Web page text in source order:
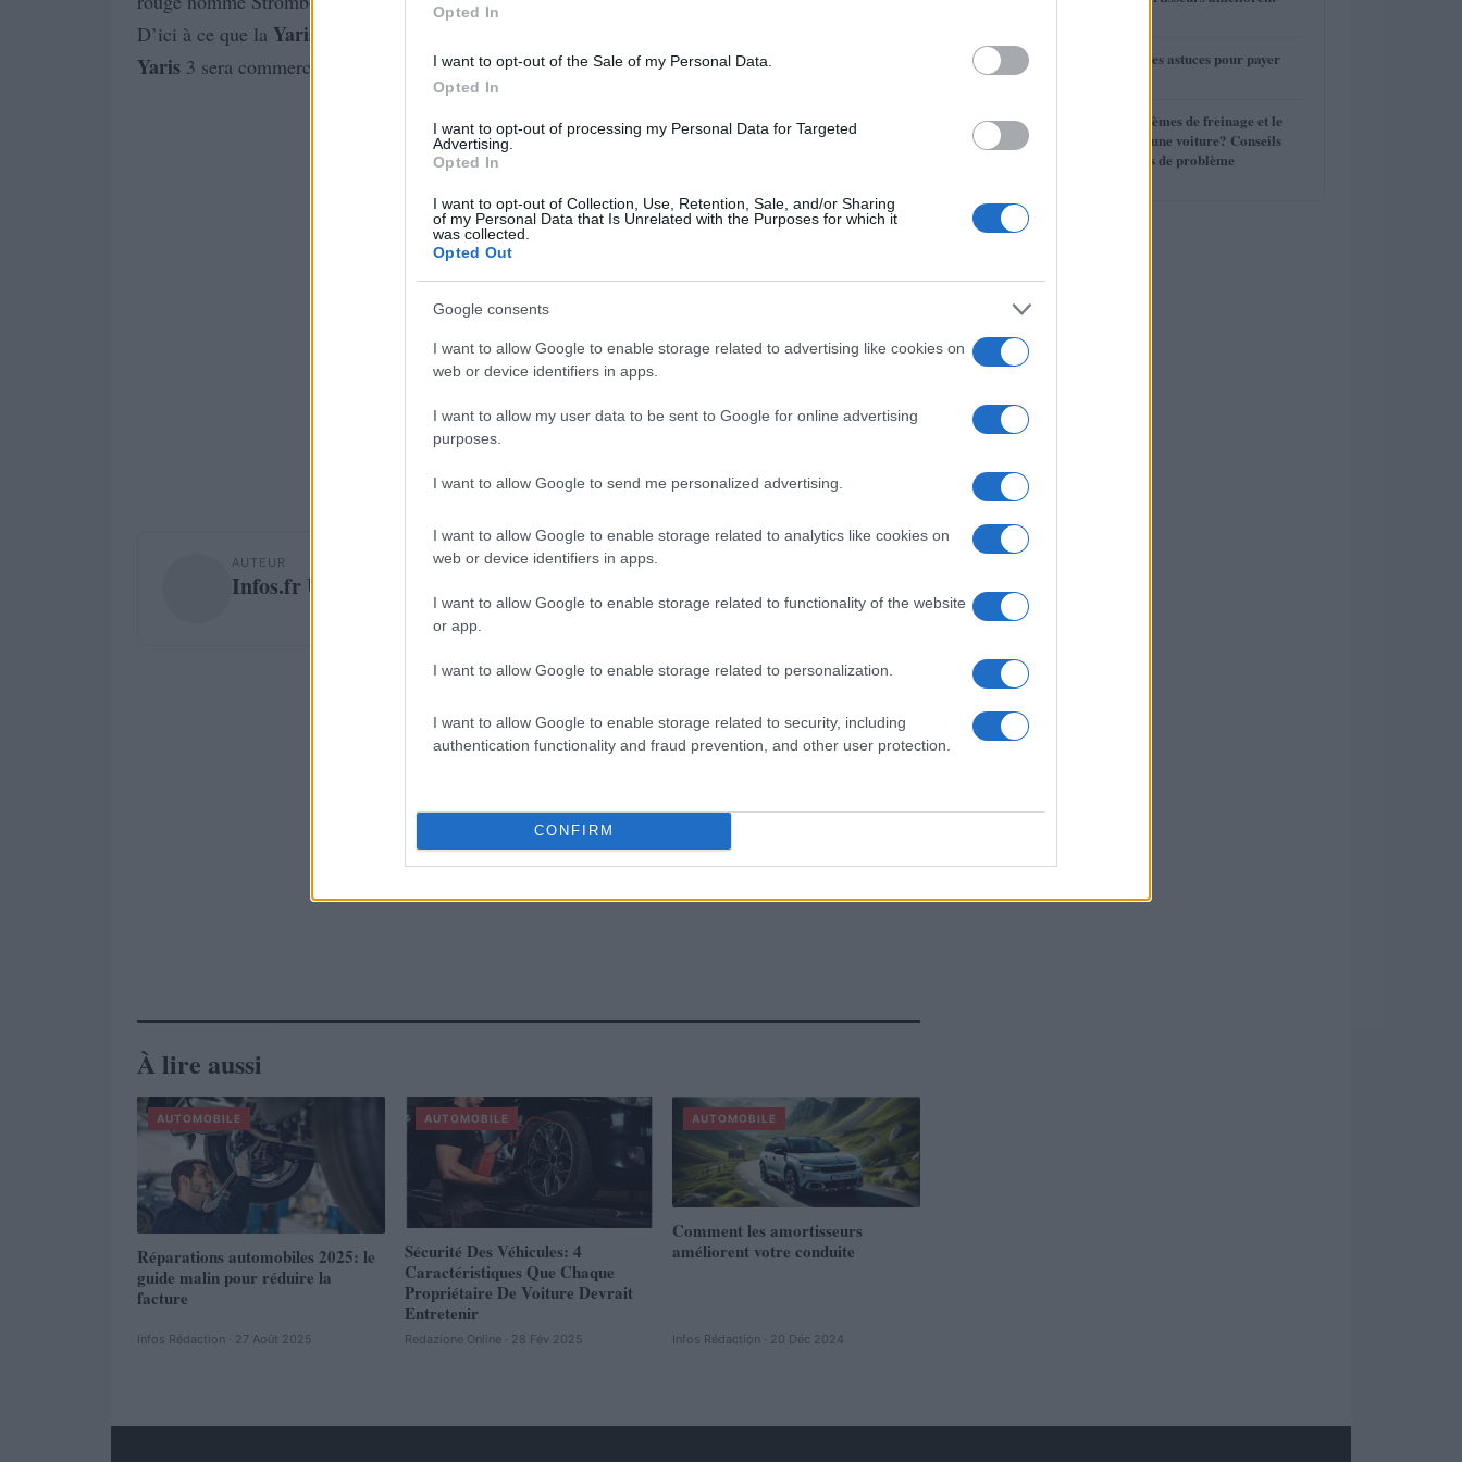
Opted In
I want to opt-out of the Sale of my Personal Data.
Opted In
I want to opt-out of processing my Personal Data for Targeted
Advertising.
Opted In
I want to opt-out of Collection, Use, Retention, Sale, and/or Sharing
of my Personal Data that Is Unrelated with the Purposes for which it
was collected.
Opted Out
Google consents
I want to allow Google to enable storage related to advertising like cookies on
web or device identifiers in apps.
I want to allow my user data to be sent to Google for online advertising
purposes.
I want to allow Google to send me personalized advertising.
I want to allow Google to enable storage related to analytics like cookies on
web or device identifiers in apps.
I want to allow Google to enable storage related to functionality of the website
or app.
I want to allow Google to enable storage related to personalization.
I want to allow Google to enable storage related to security, including
authentication functionality and fraud prevention, and other user protection.
CONFIRM
D’ici à ce que la Yaris
Yaris 3 sera commercialisée le 15 septembre prochain.
AUTEUR
Infos.fr Unit
À lire aussi
AUTOMOBILE
Réparations automobiles 2025: le
guide malin pour réduire la
facture
Infos Rédaction · 27 Août 2025
AUTOMOBILE
Sécurité Des Véhicules: 4
Caractéristiques Que Chaque
Propriétaire De Voiture Devrait
Entretenir
Redazione Online · 28 Fév 2025
AUTOMOBILE
Comment les amortisseurs
améliorent votre conduite
Infos Rédaction · 20 Déc 2024
4
Assurance auto : les astuces pour payer
5
Quels sont les systèmes de freinage et le
liquide de frein d’une voiture? Conseils
d’entretien, Signes de problème